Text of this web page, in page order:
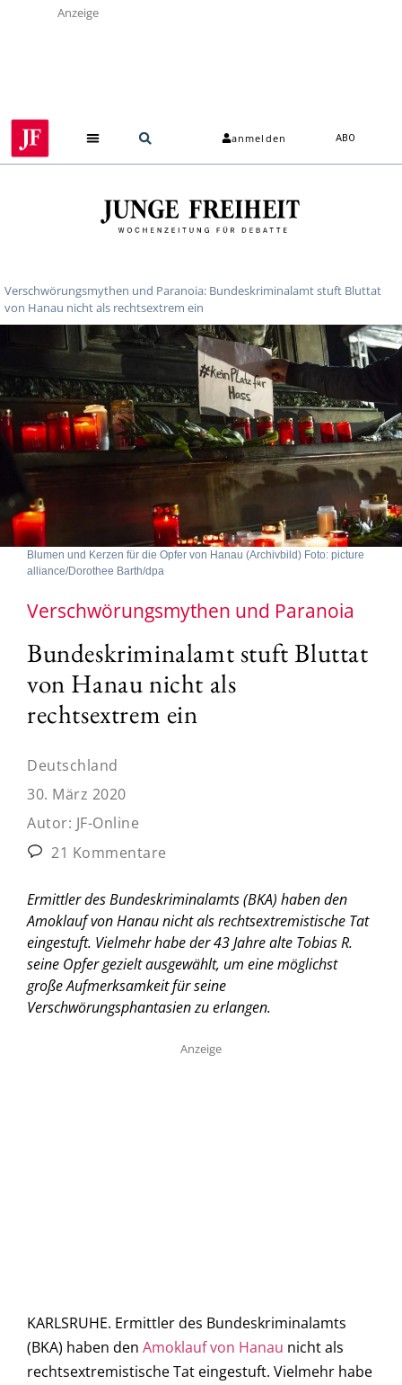
Anzeige
anmelden ABO
Verschwörungsmythen und Paranoia: Bundeskriminalamt stuft Bluttat
von Hanau nicht als rechtsextrem ein
Blumen und Kerzen für die Opfer von Hanau (Archivbild) Foto: picture
alliance/Dorothee Barth/dpa
Verschwörungsmythen und Paranoia
Bundeskriminalamt stuft Bluttat
von Hanau nicht als
rechtsextrem ein
Deutschland
30. März 2020
Autor: JF-Online
21 Kommentare
Ermittler des Bundeskriminalamts (BKA) haben den
Amoklauf von Hanau nicht als rechtsextremistische Tat
eingestuft. Vielmehr habe der 43 Jahre alte Tobias R.
seine Opfer gezielt ausgewählt, um eine möglichst
große Aufmerksamkeit für seine
Verschwörungsphantasien zu erlangen.
Anzeige
KARLSRUHE. Ermittler des Bundeskriminalamts
(BKA) haben den Amoklauf von Hanau nicht als
rechtsextremistische Tat eingestuft. Vielmehr habe